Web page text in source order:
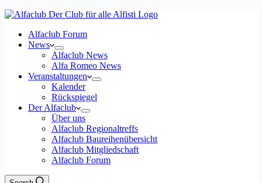
Alfaclub Forum
News
Alfaclub News
Alfa Romeo News
Veranstaltungen
Kalender
Rückspiegel
Der Alfaclub
Über uns
Alfaclub Regionaltreffs
Alfaclub Baureihenübersicht
Alfaclub Mitgliedschaft
Alfaclub Forum